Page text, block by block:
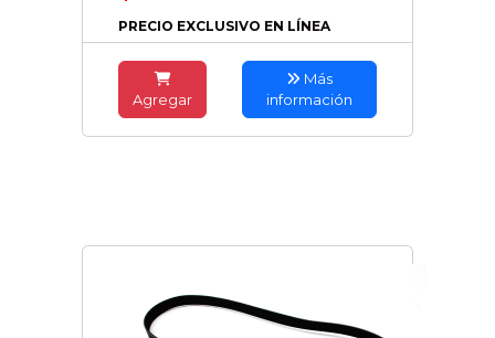
PRECIO EXCLUSIVO EN LÍNEA
Agregar
Más
información